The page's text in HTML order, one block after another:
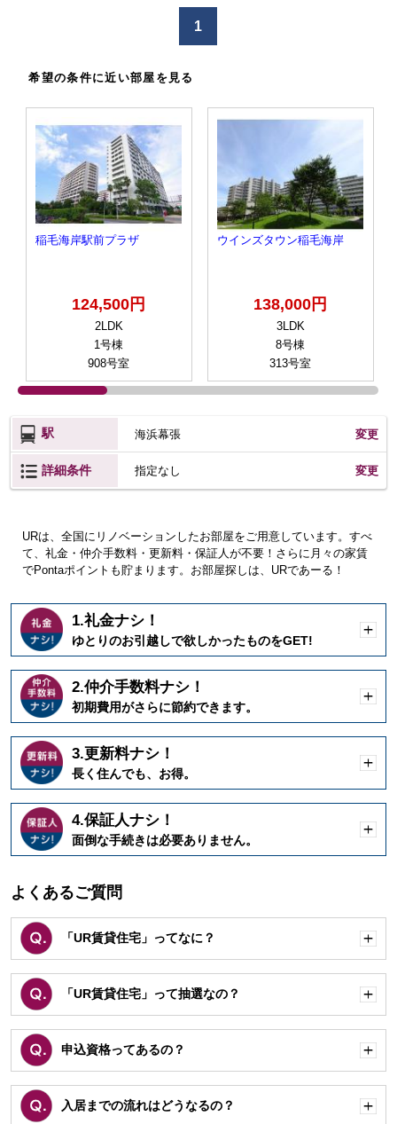
1
希望の条件に近い部屋を見る
稲毛海岸駅前プラザ
124,500円
2LDK
1号棟
908号室
ウインズタウン稲毛海岸
138,000円
3LDK
8号棟
313号室
駅 海浜幕張 変更
詳細条件 指定なし 変更
URは、全国にリノベーションしたお部屋をご用意しています。すべ
て、礼金・仲介手数料・更新料・保証人が不要！さらに月々の家賃
でPontaポイントも貯まります。お部屋探しは、URであーる！
1.礼金ナシ！
ゆとりのお引越しで欲しかったものをGET!
く
2.仲介手数料ナシ！
初期費用がさらに節約できます。
く
3.更新料ナシ！
長く住んでも、お得。
く
4.保証人ナシ！
面倒な手続きは必要ありません。
く
よくあるご質問
「UR賃貸住宅」ってなに？
く
「UR賃貸住宅」って抽選なの？
く
申込資格ってあるの？
く
入居までの流れはどうなるの？